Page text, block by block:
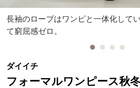
長袖のローブはワンピと一体化して
て窮屈感ゼロ。
ダイイチ
フォーマルワンピース秋